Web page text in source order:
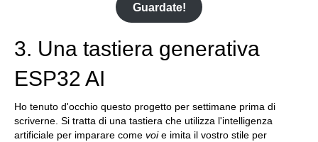
Guardate!
3. Una tastiera generativa
ESP32 AI
Ho tenuto d'occhio questo progetto per settimane prima di
scriverne. Si tratta di una tastiera che utilizza l'intelligenza
artificiale per imparare come voie imita il vostro stile per